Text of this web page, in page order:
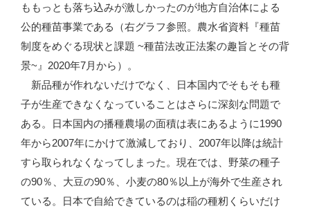
ももっとも落ち込みが激しかったのが地方自治体による
公的種苗事業である（右グラフ参照。農水省資料『種苗
制度をめぐる現状と課題 ~種苗法改正法案の趣旨とその背
景~』2020年7月から）。
新品種が作れないだけでなく、日本国内でそもそも種
子が生産できなくなっていることはさらに深刻な問題で
ある。日本国内の播種農場の面積は表にあるように1990
年から2007年にかけて激減しており、2007年以降は統計
すら取られなくなってしまった。現在では、野菜の種子
の90％、大豆の90％、小麦の80％以上が海外で生産され
ている。日本で自給できているのは稲の種籾くらいだけ